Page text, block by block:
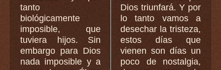
tanto
biológicamente
imposible, que
tuviera hijos. Sin
embargo para Dios
nada imposible y a
Dios triunfará. Y por
lo tanto vamos a
desechar la tristeza,
estos días que
vienen son días un
poco de nostalgia,